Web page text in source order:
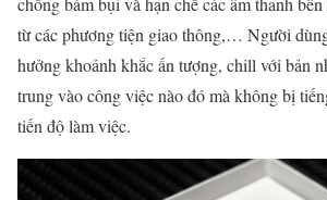
từ các phương tiện giao thông,… Người
hưởng khoảnh khắc ấn tượng, chill với bản
trung vào công việc nào đó mà không bị
tiến độ làm việc.